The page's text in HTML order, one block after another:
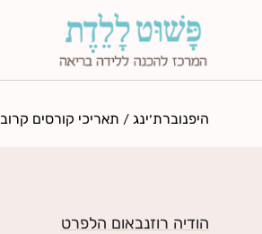
היפנוברת׳ינג/ תאריכי קורסים
הודיה רוזנבאום הלפרט